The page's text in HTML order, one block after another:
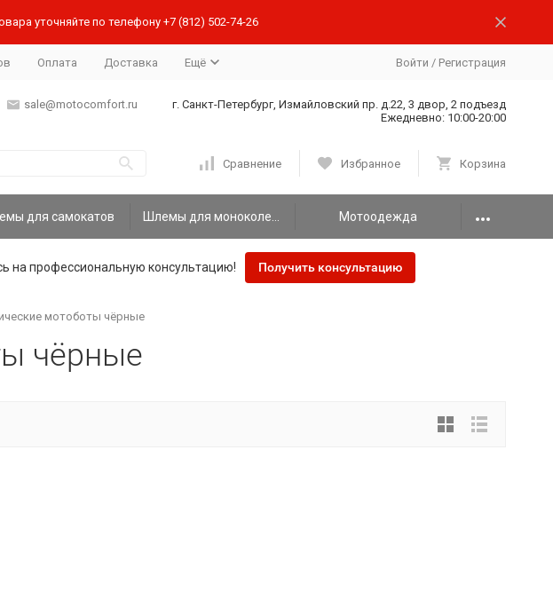
уточняйте по телефону +7 (812) 502-74-26
Оплата Доставка Ещё Войти / Регистрация
sale@motocomfort.ru
г. Санкт-Петербург, Измайловский пр. д.22, 3 двор, 2 подъезд
Ежедневно: 10:00-20:00
Сравнение Избранное Корзина
для самокатов Мотоодежда
на профессиональную консультацию! Получить консультацию
мотоботы чёрные
чёрные